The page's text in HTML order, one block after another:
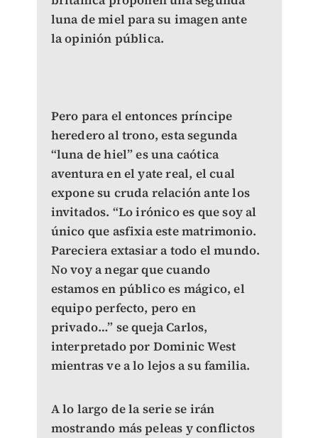
luna de miel para su imagen ante
la opinión pública.
Pero para el entonces príncipe
heredero al trono, esta segunda
“luna de hiel” es una caótica
aventura en el yate real, el cual
expone su cruda relación ante los
invitados. “Lo irónico es que soy al
único que asfixia este matrimonio.
Pareciera extasiar a todo el mundo.
No voy a negar que cuando
estamos en público es mágico, el
equipo perfecto, pero en
privado…” se queja Carlos,
interpretado por Dominic West
mientras ve a lo lejos a su familia.
A lo largo de la serie se irán
mostrando más peleas y conflictos